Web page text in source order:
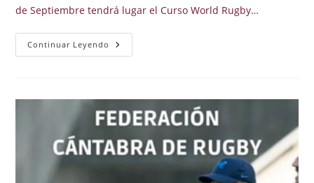
de Septiembre tendrá lugar el Curso World Rugby…
Continuar Leyendo CURSO
DE
DE
ARBITROS,
EL
Y
18
DE